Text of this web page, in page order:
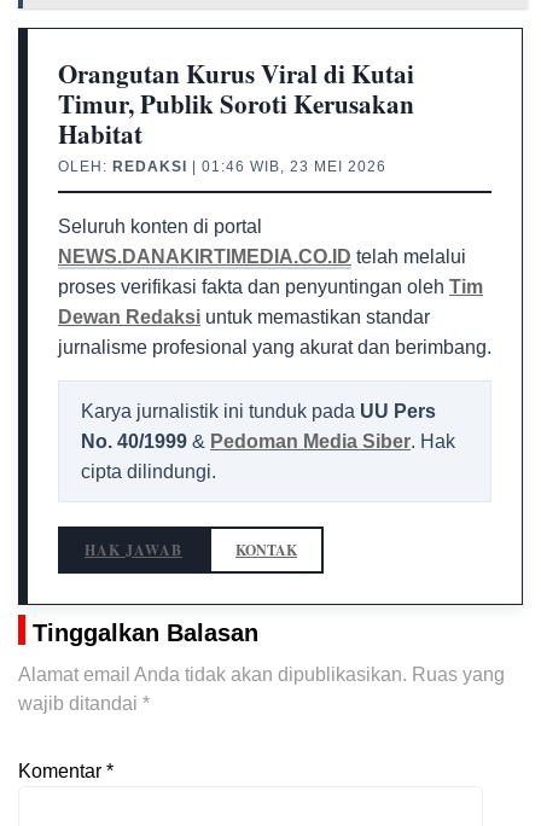
Orangutan Kurus Viral di Kutai
Timur, Publik Soroti Kerusakan
Habitat
OLEH: REDAKSI | 01:46 WIB, 23 MEI 2026
Seluruh konten di portal
NEWS.DANAKIRTIMEDIA.CO.ID telah melalui
proses verifikasi fakta dan penyuntingan oleh Tim
Dewan Redaksi untuk memastikan standar
jurnalisme profesional yang akurat dan berimbang.
Karya jurnalistik ini tunduk pada UU Pers
No. 40/1999 & Pedoman Media Siber. Hak
cipta dilindungi.
HAK JAWAB KONTAK
Tinggalkan Balasan
Alamat email Anda tidak akan dipublikasikan. Ruas yang
wajib ditandai *
Komentar *